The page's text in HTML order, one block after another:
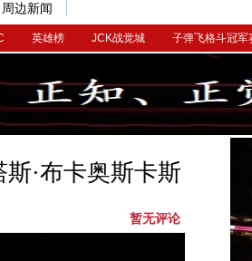
英雄榜 JCK战觉城 子弹飞格斗冠军
周边新闻
斯·布卡奥斯卡斯
暂无评论